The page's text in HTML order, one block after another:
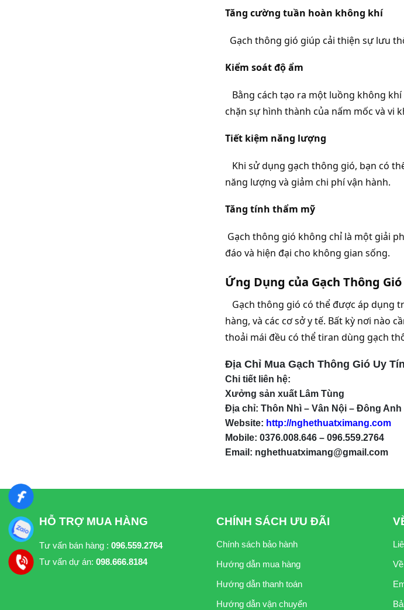
Tăng cường tuần hoàn không khí
Gạch thông gió giúp cải thiện sự lưu
Kiểm soát độ ẩm
Bằng cách tạo ra một luồng không
chặn sự hình thành của nấm mốc và vi
Tiết kiệm năng lượng
Khi sử dụng gạch thông gió, bạn có
năng lượng và giảm chi phí vận hành.
Tăng tính thẩm mỹ
Gạch thông gió không chỉ là một giải
đáo và hiện đại cho không gian sống.
Ứng Dụng của Gạch Thông Gió
Gạch thông gió có thể được áp dụng
hàng, và các cơ sở y tế. Bất kỳ nơi nào
thoải mái đều có thể tiran dùng gạch
Địa Chỉ Mua Gạch Thông Gió Uy Tín
Chi tiết liên hệ:
Xưởng sản xuất Lâm Tùng
Địa chỉ: Thôn Nhì – Vân Nội – Đông Anh
Website: http://nghethuatximang.com
Mobile: 0376.008.646 – 096.559.2764
Email: nghethuatximang@gmail.com
HỖ TRỢ MUA HÀNG
Tư vấn bán hàng : 096.559.2764
Tư vấn dự án: 098.666.8184
CHÍNH SÁCH ƯU ĐÃI
Chính sách bảo hành
Hướng dẫn mua hàng
Hướng dẫn thanh toán
Hướng dẫn vận chuyển